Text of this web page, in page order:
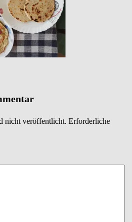
nicht veröffentlicht. Erforderliche